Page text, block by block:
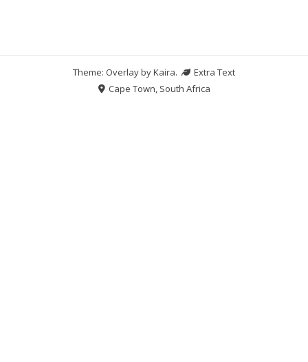
Theme: Overlay byKaira.
Extra Text
Cape Town, South Africa